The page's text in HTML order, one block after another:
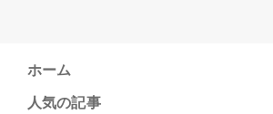
ホーム
人気の記事